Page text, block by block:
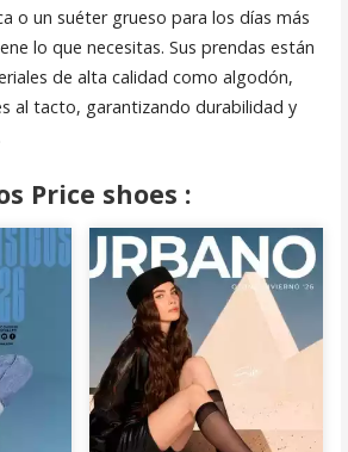
o un suéter grueso para los días más
lo que necesitas. Sus prendas están
de alta calidad como algodón,
al tacto, garantizando durabilidad y
Price shoes :